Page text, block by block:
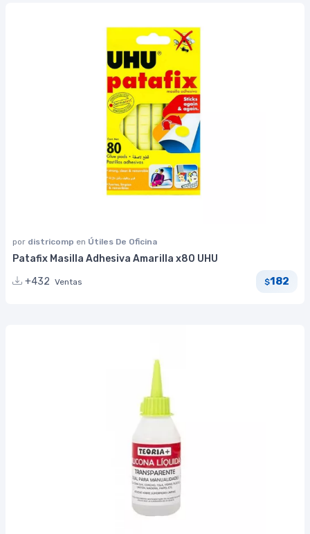
por districomp en Útiles De Oficina
Patafix Masilla Adhesiva Amarilla x80 UHU
+432 Ventas $182